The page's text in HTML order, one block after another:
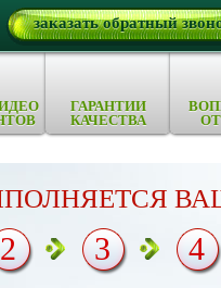
заказать обратный
ГАРАНТИИ
КАЧЕСТВА
2 3 4